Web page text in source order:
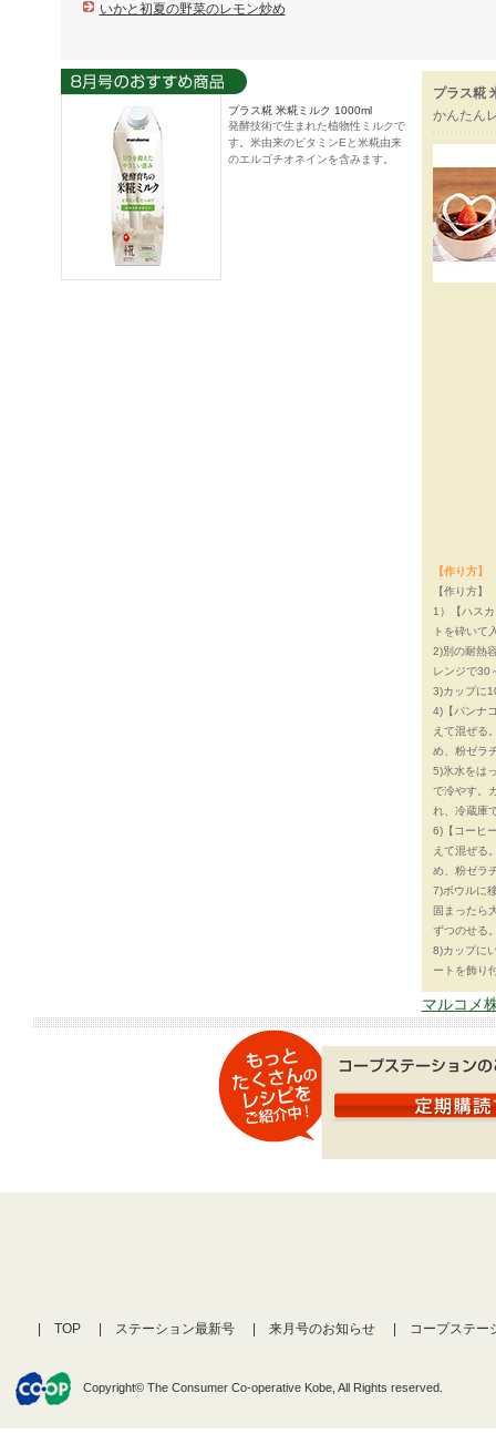
いかと初夏の野菜のレモン炒め
プラス糀 米糀ミルク 1000ml
発酵技術で生まれた植物性ミルクで
す。米由来のビタミンEと米糀由来
のエルゴチオネインを含みます。
プラス糀
かんたん
【作り方】
【作り方】
1）【ハス
トを砕いて
2)別の耐熱
レンジで30
3)カップに
4)【パンナ
えて混ぜる
め、粉ゼラ
5)氷水をは
で冷やす。
れ、冷蔵庫
6)【コーヒ
えて混ぜる
め、粉ゼラ
7)ボウルに
固まったら
ずつのせる
8)カップに
ートを飾り
マルコメ
TOP ステーション最新号 来月号のお知らせ コープステー
Copyright© The Consumer Co-operative Kobe, All Rights reserved.